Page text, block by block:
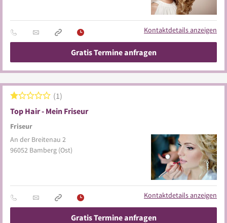
Kontaktdetails anzeigen
Gratis Termine anfragen
Top Hair - Mein Friseur
Friseur
1
An der Breitenau 2
96052 Bamberg (Ost)
Kontaktdetails anzeigen
Gratis Termine anfragen